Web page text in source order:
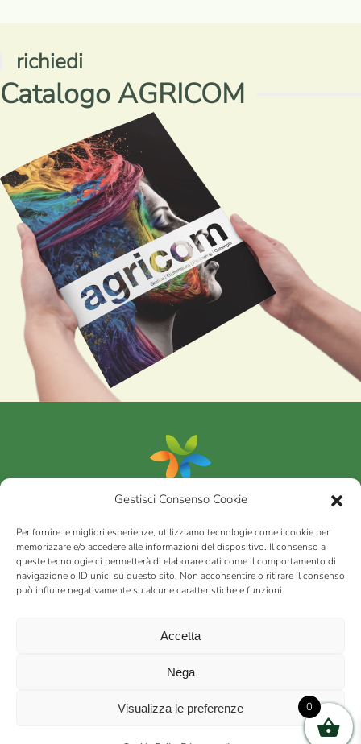
Gestisci Consenso Cookie
Per fornire le migliori esperienze, utilizziamo tecnologie come i cookie per
memorizzare e/o accedere alle informazioni del dispositivo. Il consenso a
queste tecnologie ci permetterà di elaborare dati come il comportamento di
navigazione o ID unici su questo sito. Non acconsentire o ritirare il consenso
può influire negativamente su alcune caratteristiche e funzioni.
Accetta
Nega
Visualizza le preferenze
richiedi
Catalogo AGRICOM
Portfolio
AGRICOMs.r.l.
via Montalbano 65 51100 Case Nuove di Masiano (PT) | codice
Int. versato | Repertorio Economico Amministrativo C.C.I.A.A. di
Privacy policy
0